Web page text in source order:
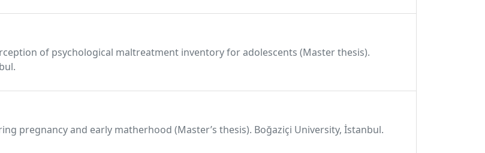
of psychological maltreatment inventory for adolescents (Master thesis).
pregnancy and early matherhood (Master’s thesis). Boğaziçi University, İstanbul.